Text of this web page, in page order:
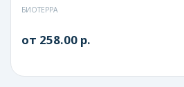
БИОТЕРРА
от 258.00 р.